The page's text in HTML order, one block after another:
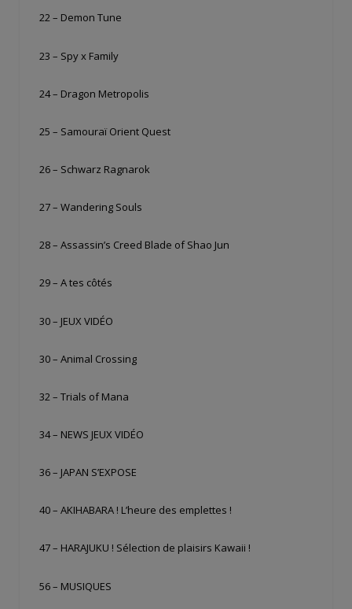
22 – Demon Tune
23 – Spy x Family
24 – Dragon Metropolis
25 – Samouraï Orient Quest
26 – Schwarz Ragnarok
27 – Wandering Souls
28 – Assassin’s Creed Blade of Shao Jun
29 – A tes côtés
30 – JEUX VIDÉO
30 – Animal Crossing
32 – Trials of Mana
34 – NEWS JEUX VIDÉO
36 – JAPAN S’EXPOSE
40 – AKIHABARA ! L’heure des emplettes !
47 – HARAJUKU ! Sélection de plaisirs Kawaii !
56 – MUSIQUES